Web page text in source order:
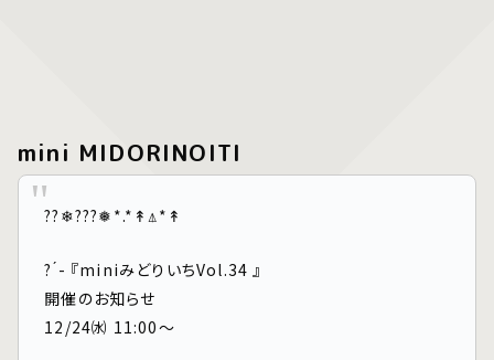
mini MIDORINOITI
??❄︎???❅*.*↟⍋*↟
? ́- 『miniみどりいちVol.34 』
開催のお知らせ
12/24㈬ 11:00～